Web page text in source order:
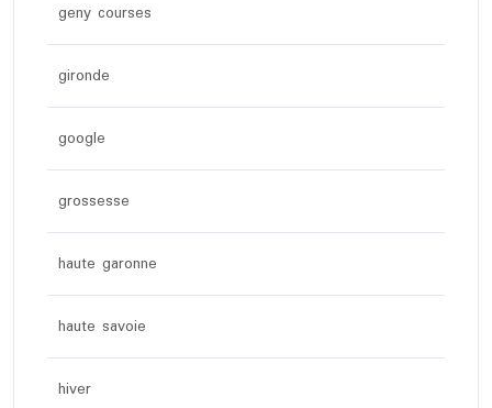
geny courses
gironde
google
grossesse
haute garonne
haute savoie
hiver